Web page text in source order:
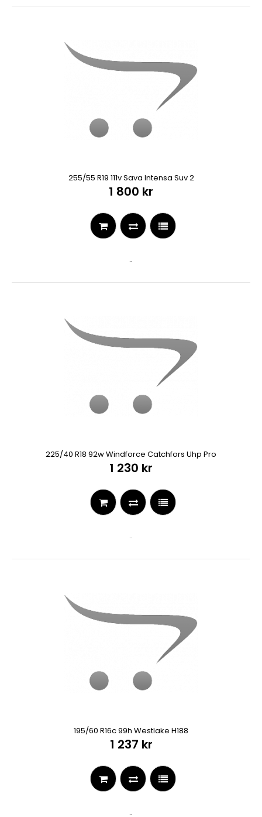
255/55 R19 111v Sava Intensa Suv 2
1 800 kr
..
225/40 R18 92w Windforce Catchfors Uhp Pro
1 230 kr
..
195/60 R16c 99h Westlake H188
1 237 kr
..